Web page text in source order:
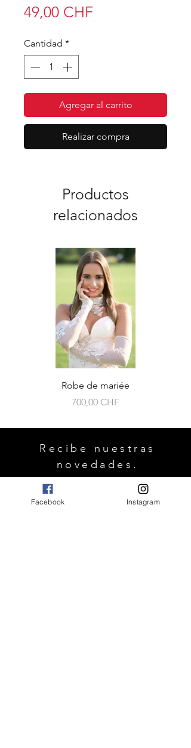
49,00 CHF
Cantidad *
Agregar al carrito
Realizar compra
Productos
relacionados
Robe de mariée
Precio
700,00 CHF
Recibe nuestras
novedades.
Facebook Instagram